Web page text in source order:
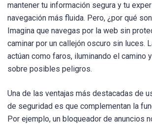
mantener tu información segura y tu
navegación más fluida. Pero, ¿por qué
Imagina que navegas por la web sin
caminar por un callejón oscuro sin luces.
actúan como faros, iluminando el camino
sobre posibles peligros.
Una de las ventajas más destacadas de
de seguridad es que complementan la
Por ejemplo, un bloqueador de anuncios